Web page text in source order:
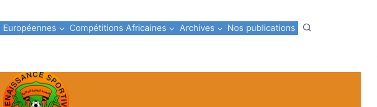
Compétitions Africaines Archives Nos publications